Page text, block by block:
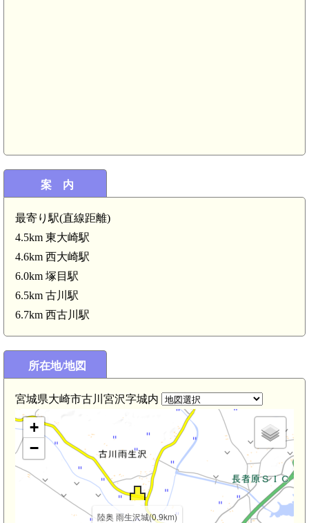
案 内
最寄り駅(直線距離)
4.5km 東大崎駅
4.6km 西大崎駅
6.0km 塚目駅
6.5km 古川駅
6.7km 西古川駅
所在地/地図
宮城県大崎市古川宮沢字城内
陸奥 雨生沢城(0.9km)
+
−